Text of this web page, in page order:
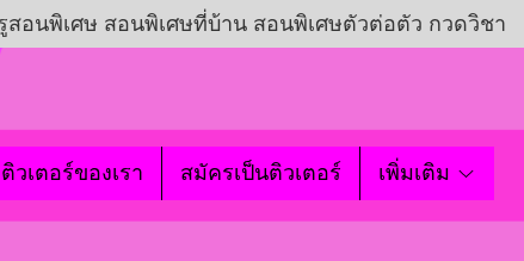
สอนพิเศษ สอนพิเศษที่บ้าน สอนพิเศษตัวต่อตัว กวดวิชา
ติวเตอร์ของเรา สมัครเป็นติวเตอร์ เพิ่มเติม